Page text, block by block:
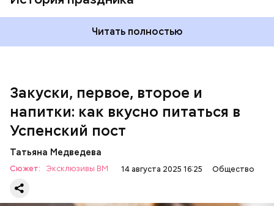
Читать полностью
Закуски, первое, второе и
напитки: как вкусно питаться в
Успенский пост
Татьяна Медведева
Сюжет: Эксклюзивы ВМ 14 августа 2025 16:25 Общество
600 г помидоров;
300 г моркови;
200 г шпината;
зелень петрушки и укропа.